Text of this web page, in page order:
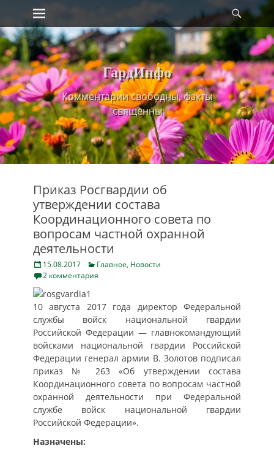
Skip
to
content
Primary Menu
ГардИнфо
Комментарии свободны, факты
священны
Приказ Росгвардии об
утверждении состава
Координационного совета по
вопросам частной охранной
деятельности
Posted
on
15.08.2017 Categories
Главное, Новости
2 комментария
10 августа 2017 года директор Федеральной
службы войск национальной гвардии
Российской Федерации — главнокомандующий
войсками национальной гвардии Российской
Федерации генерал армии В. Золотов подписал
приказ № 263 «Об утверждении состава
Координационного совета по вопросам частной
охранной деятельности при Федеральной
службе войск национальной гвардии
Российской Федерации».
Назначены: